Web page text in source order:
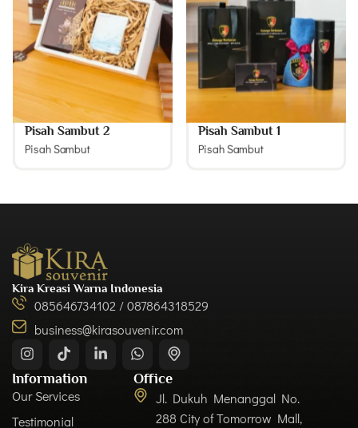
Pisah Sambut 2
Pisah Sambut
Pisah Sambut 1
Pisah Sambut
Kira Kreasi Warna Indonesia
085646734102 / 087864318529
business@kirasouvenir.com
Information
Our Services
Testimonial
Office
Jl. Dukuh Menanggal No.
288 City of Tomorrow Mall,